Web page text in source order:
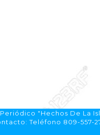
"Hechos De La
Teléfono 809-557-